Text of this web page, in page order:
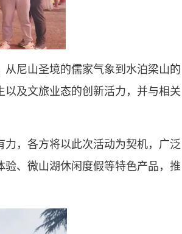
尼山圣境的儒家气象到水泊梁山的
及文旅业态的创新活力，并与相关
，各方将以此次活动为契机，广泛
、微山湖休闲度假等特色产品，推